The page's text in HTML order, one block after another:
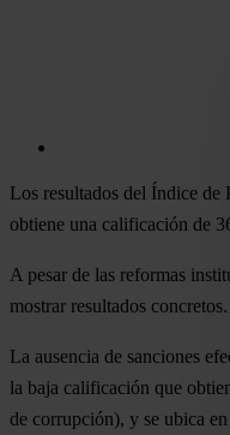
Los resultados del Índice de
obtiene una calificación de
A pesar de las reformas
mostrar resultados concretos.
La ausencia de sanciones
la baja calificación que
de corrupción), y se ubica